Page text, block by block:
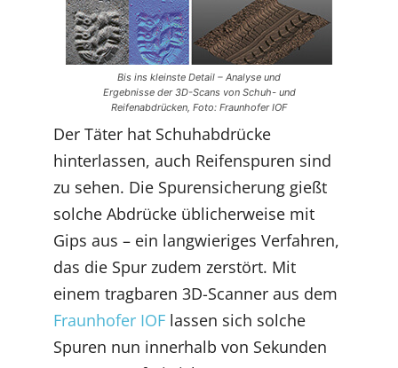
Bis ins kleinste Detail – Analyse und
Ergebnisse der 3D-Scans von Schuh- und
Reifenabdrücken, Foto: Fraunhofer IOF
Der Täter hat Schuhabdrücke
hinterlassen, auch Reifenspuren sind
zu sehen. Die Spurensicherung gießt
solche Abdrücke üblicherweise mit
Gips aus – ein langwieriges Verfahren,
das die Spur zudem zerstört. Mit
einem tragbaren 3D-Scanner aus dem
Fraunhofer IOF lassen sich solche
Spuren nun innerhalb von Sekunden